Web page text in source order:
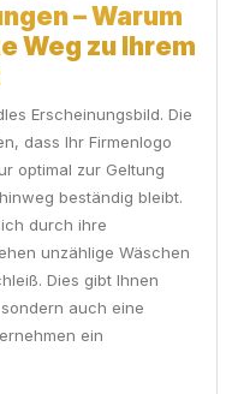
– Warum
Weg zu Ihrem
Erscheinungsbild. Die
dass Ihr Firmenlogo
optimal zur Geltung
beständig bleibt.
durch ihre
unzählige Wäschen
Dies gibt Ihnen
auch eine
ein